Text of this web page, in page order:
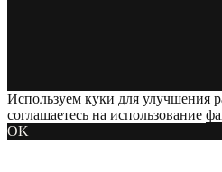
Используем куки для улучшения
соглашаетесь на использование
OK